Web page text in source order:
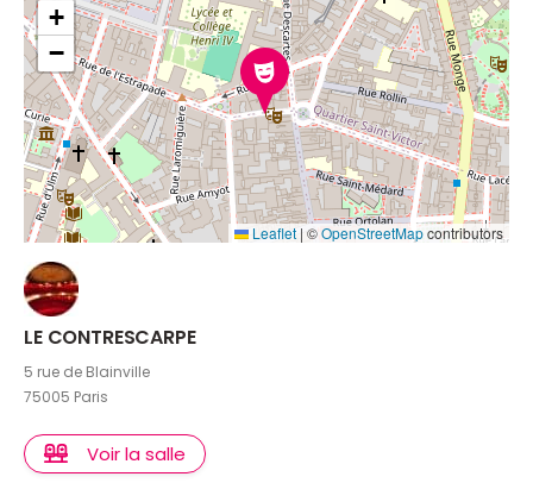
+
−
Leaflet | ©OpenStreetMapcontributors
LE CONTRESCARPE
5 rue de Blainville
75005 Paris
Voir la salle